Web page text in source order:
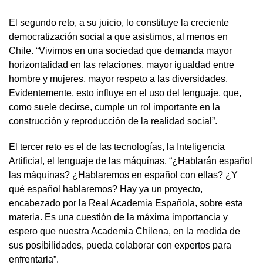
El segundo reto, a su juicio, lo constituye la creciente
democratización social a que asistimos, al menos en
Chile. “Vivimos en una sociedad que demanda mayor
horizontalidad en las relaciones, mayor igualdad entre
hombre y mujeres, mayor respeto a las diversidades.
Evidentemente, esto influye en el uso del lenguaje, que,
como suele decirse, cumple un rol importante en la
construcción y reproducción de la realidad social”.
El tercer reto es el de las tecnologías, la Inteligencia
Artificial, el lenguaje de las máquinas. “¿Hablarán español
las máquinas? ¿Hablaremos en español con ellas? ¿Y
qué español hablaremos? Hay ya un proyecto,
encabezado por la Real Academia Española, sobre esta
materia. Es una cuestión de la máxima importancia y
espero que nuestra Academia Chilena, en la medida de
sus posibilidades, pueda colaborar con expertos para
enfrentarla”.